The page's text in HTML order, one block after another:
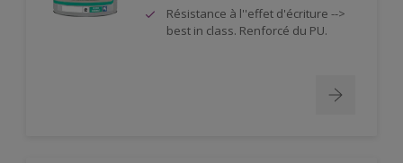
Résistance à l''effet d'écriture -->
best in class. Renforcé du PU.